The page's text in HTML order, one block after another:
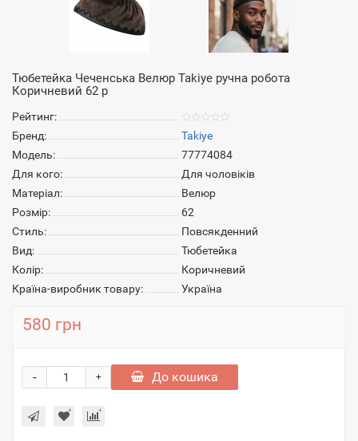
Тюбетейка Чеченська Велюр Takiye ручна робота
Коричневий 62 р
Рейтинг:
Бренд:
Takiye
Модель:
77774084
Для кого:
Для чоловіків
Матеріал:
Велюр
Розмір:
62
Стиль:
Повсякденний
Вид:
Тюбетейка
Колір:
Коричневий
Країна-виробник товару:
Україна
580 грн
+
- До кошика